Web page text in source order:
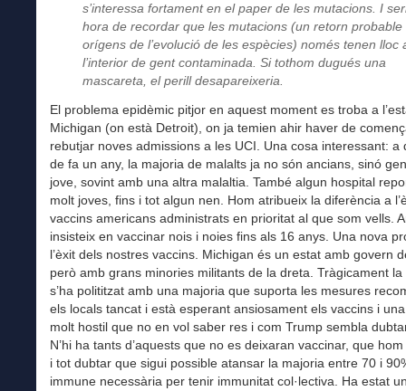
s’interessa fortament en el paper de les mutacions. I
hora de recordar que les mutacions (un retorn probable
orígens de l’evolució de les espècies) només tenen lloc
l’interior de gent contaminada. Si tothom dugués una
mascareta, el perill desapareixeria.
El problema epidèmic pitjor en aquest moment es troba a
Michigan (on està Detroit), on ja temien ahir haver de
rebutjar noves admissions a les UCI. Una cosa interessant: a
de fa un any, la majoria de malalts ja no són ancians, sinó
jove, sovint amb una altra malaltia. També algun hospital
molt joves, fins i tot algun nen. Hom atribueix la diferència a
vaccins americans administrats en prioritat al que som vells.
insisteix en vaccinar nois i noies fins als 16 anys. Una nova
l’èxit dels nostres vaccins. Michigan és un estat amb govern
però amb grans minories militants de la dreta. Tràgicament
s’ha polititzat amb una majoria que suporta les mesures
els locals tancat i està esperant ansiosament els vaccins i
molt hostil que no en vol saber res i com Trump sembla
N’hi ha tants d’aquests que no es deixaran vaccinar, que
i tot dubtar que sigui possible atansar la majoria entre 70 i
immune necessària per tenir immunitat col·lectiva. Ha estat